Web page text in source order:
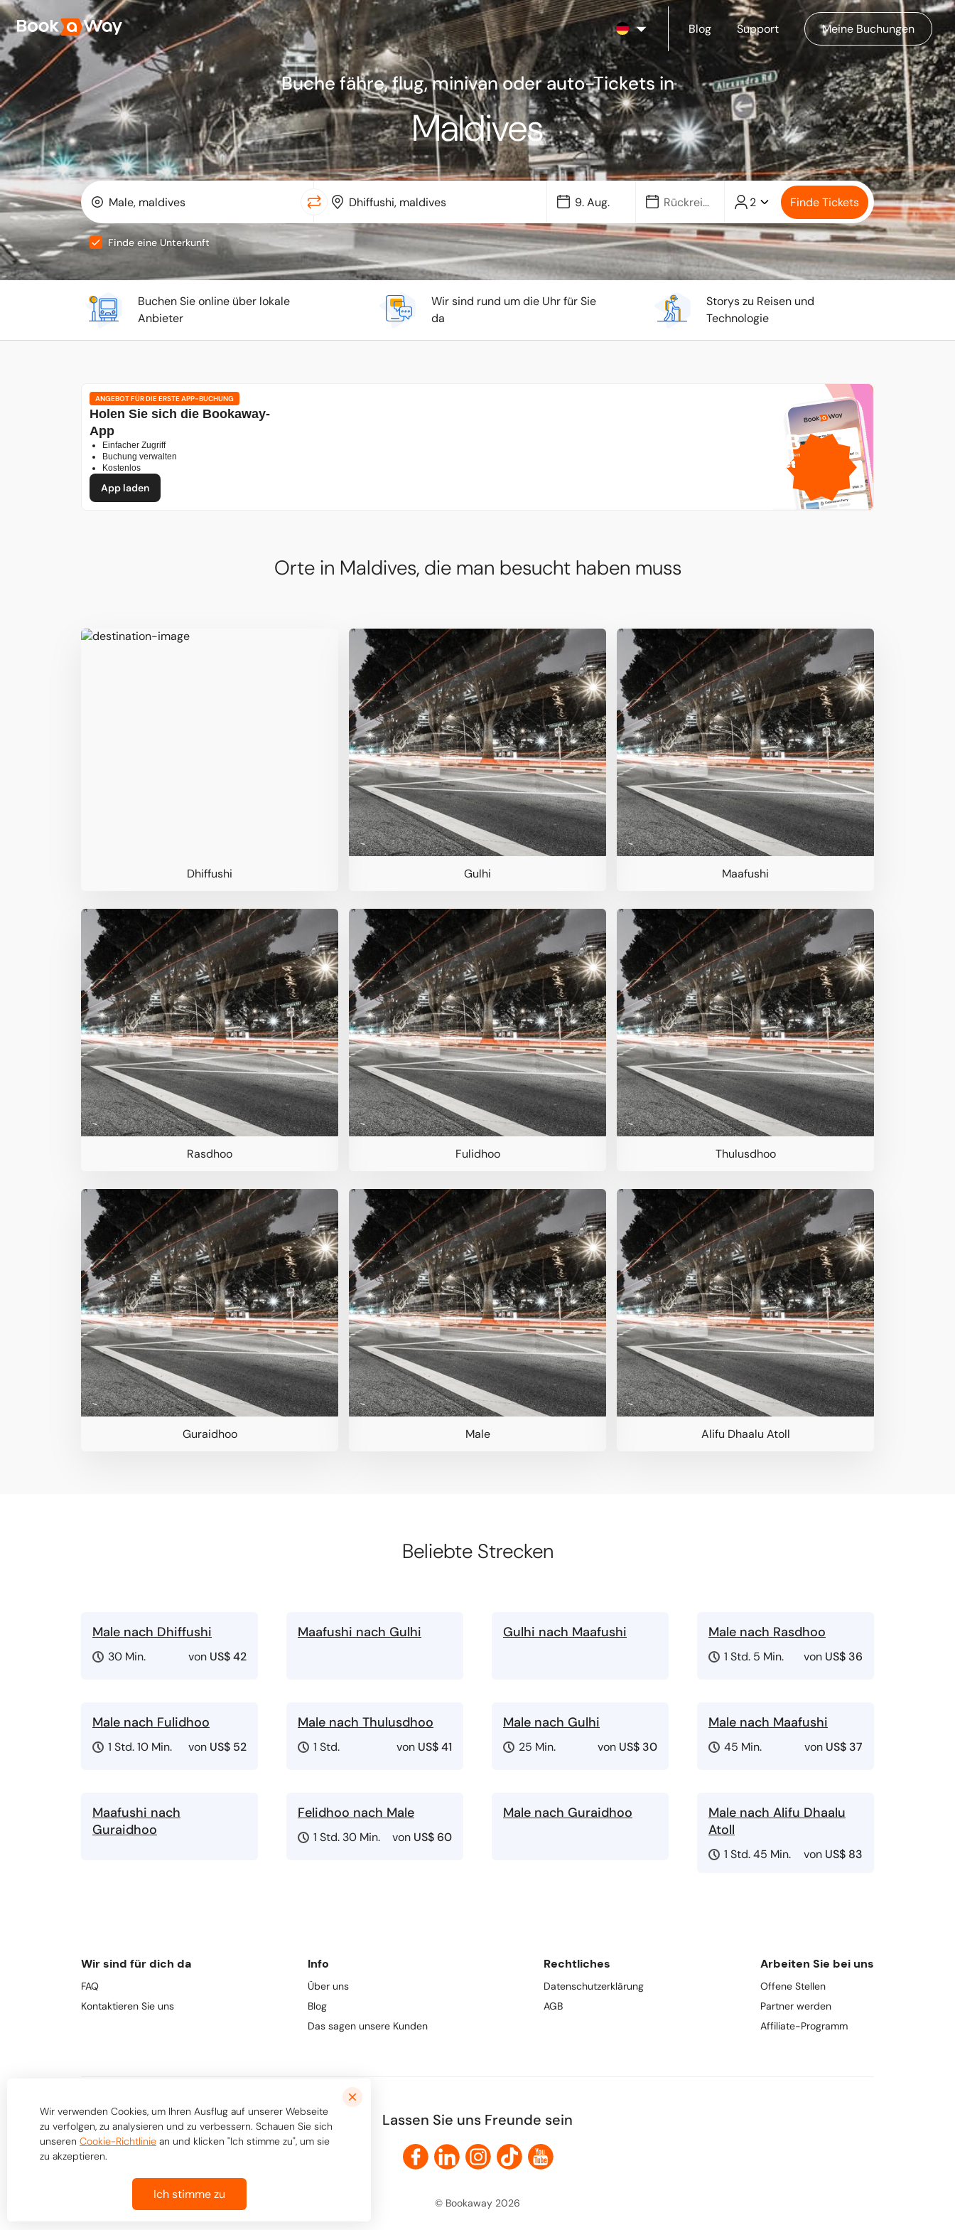
Blog Support Meine Buchungen
Buche fähre, flug, minivan oder auto-Tickets in
Maldives
2 Finde Tickets
Finde eine Unterkunft
Buchen Sie online über lokale
Anbieter
Wir sind rund um die Uhr für Sie
da
Storys zu Reisen und
Technologie
1 GB
gratis mobile Daten
ANGEBOT FÜR DIE ERSTE APP-BUCHUNG
Holen Sie sich die Bookaway-
App
Einfacher Zugriff
Buchung verwalten
Kostenlos
App laden
Orte in Maldives, die man besucht haben muss
Dhiffushi Gulhi Maafushi
Rasdhoo Fulidhoo Thulusdhoo
Guraidhoo Male Alifu Dhaalu Atoll
Beliebte Strecken
Male nach Dhiffushi
30 Min. von US$ 42
Maafushi nach Gulhi Gulhi nach Maafushi Male nach Rasdhoo
1 Std. 5 Min. von US$ 36
Male nach Fulidhoo
1 Std. 10 Min. von US$ 52
Male nach Thulusdhoo
1 Std. von US$ 41
Male nach Gulhi
25 Min. von US$ 30
Male nach Maafushi
45 Min. von US$ 37
Maafushi nach
Guraidhoo
Felidhoo nach Male
1 Std. 30 Min. von US$ 60
Male nach Guraidhoo
Male nach Alifu Dhaalu
Atoll
1 Std. 45 Min. von US$ 83
Wir sind für dich da
FAQ
Kontaktieren Sie uns
Info
Über uns
Blog
Das sagen unsere Kunden
Rechtliches
Datenschutzerklärung
AGB
Arbeiten Sie bei uns
Offene Stellen
Partner werden
Affiliate-Programm
Lassen Sie uns Freunde sein
© Bookaway 2026
Wir verwenden Cookies, um Ihren Ausflug auf unserer Webseite
zu verfolgen, zu analysieren und zu verbessern. Schauen Sie sich
unseren Cookie-Richtlinie an und klicken "Ich stimme zu", um sie
zu akzeptieren.
Ich stimme zu